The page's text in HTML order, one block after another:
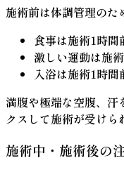
施術前は体調管理のた
食事は施術1時間
激しい運動は施
入浴は施術1時
満腹や極端な空腹、汗
クスして施術が受けら
施術中・施術後の